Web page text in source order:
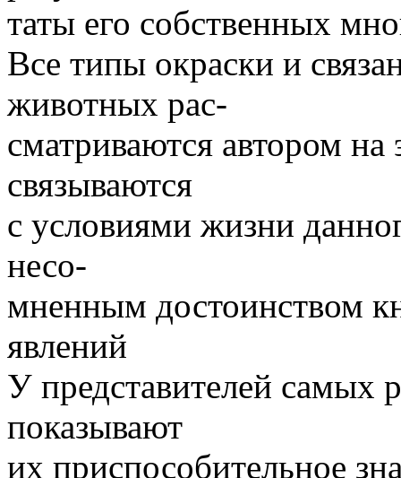
таты его собственных
Все типы окраски и
животных рас-
сматриваются автором на
связываются
с условиями жизни
несо-
мненным достоинством
явлений
У представителей самых
показывают
их приспособительное